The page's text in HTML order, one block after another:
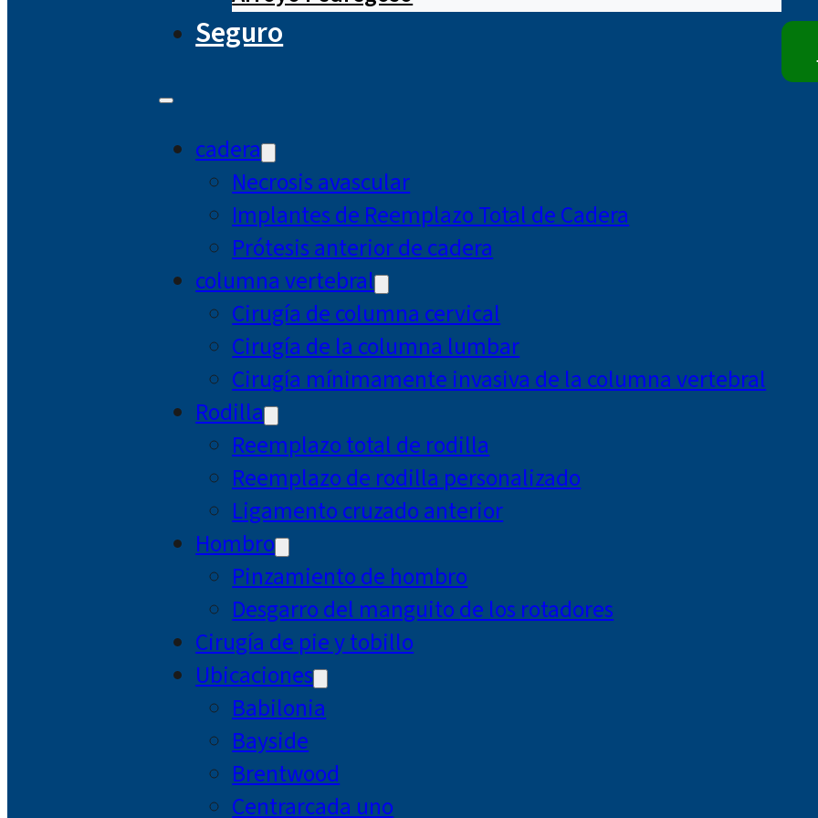
Seguro
cadera
Necrosis avascular
Implantes de Reemplazo Total de Cadera
Prótesis anterior de cadera
columna vertebral
Cirugía de columna cervical
Cirugía de la columna lumbar
Cirugía mínimamente invasiva de la columna vertebral
Rodilla
Reemplazo total de rodilla
Reemplazo de rodilla personalizado
Ligamento cruzado anterior
Hombro
Pinzamiento de hombro
Desgarro del manguito de los rotadores
Cirugía de pie y tobillo
Ubicaciones
Babilonia
Bayside
Brentwood
Centrarcada uno